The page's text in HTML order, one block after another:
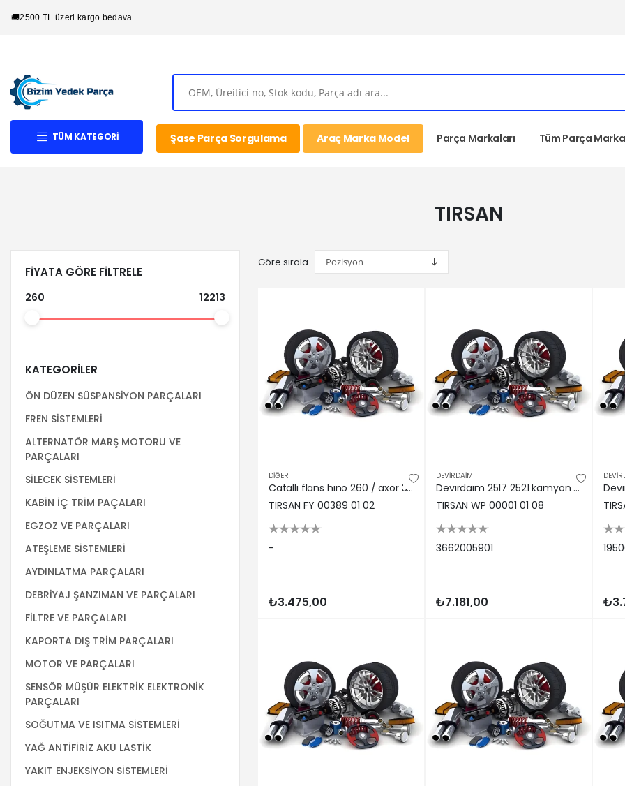
🚚2500 TL üzeri kargo bedava
TÜM KATEGORI Şase Parça Sorgulama Araç Marka Model Parça Markaları Tüm Parça
TIRSAN
FIYATA GÖRE FILTRELE
260 12213
KATEGORILER
ÖN DÜZEN SÜSPANSİYON PARÇALARI
FREN SİSTEMLERİ
ALTERNATÖR MARŞ MOTORU VE
PARÇALARI
SİLECEK SİSTEMLERİ
KABİN İÇ TRİM PAÇALARI
EGZOZ VE PARÇALARI
ATEŞLEME SİSTEMLERİ
AYDINLATMA PARÇALARI
DEBRİYAJ ŞANZIMAN VE PARÇALARI
FİLTRE VE PARÇALARI
KAPORTA DIŞ TRİM PARÇALARI
MOTOR VE PARÇALARI
SENSÖR MÜŞÜR ELEKTRİK ELEKTRONİK
PARÇALARI
SOĞUTMA VE ISITMA SİSTEMLERİ
YAĞ ANTİFİRİZ AKÜ LASTİK
YAKIT ENJEKSİYON SİSTEMLERİ
Göre sırala
DİĞER
Catallı flans hıno 260 / axor 3228 / dın 00389
TIRSAN FY 00389 01 02
-
₺3.475,00
DEVİRDAİM
Devırdaım 2517 2521 kamyon 3662005901
TIRSAN WP 00001 01 08
3662005901
₺7.181,00